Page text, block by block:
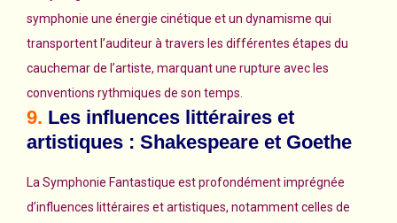
symphonie une énergie cinétique et un dynamisme qui
transportent l’auditeur à travers les différentes étapes du
cauchemar de l’artiste, marquant une rupture avec les
conventions rythmiques de son temps.
9. Les influences littéraires et
artistiques : Shakespeare et Goethe
La Symphonie Fantastique est profondément imprégnée
d’influences littéraires et artistiques, notamment celles de